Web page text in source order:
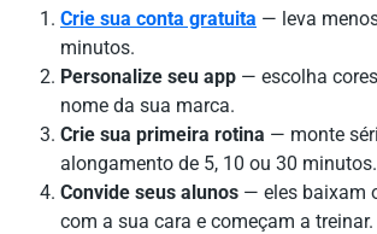
Crie sua conta gratuita — leva
minutos.
Personalize seu app — escolha
nome da sua marca.
Crie sua primeira rotina — monte
alongamento de 5, 10 ou 30 minutos.
Convide seus alunos — eles baixam
com a sua cara e começam a treinar.